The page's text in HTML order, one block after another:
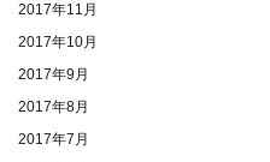
2017年11月
2017年10月
2017年9月
2017年8月
2017年7月